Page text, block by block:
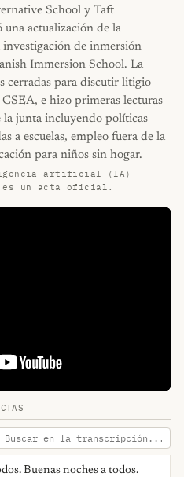
School y Taft
actualización de la
de inmersión
Immersion School. La
cerradas para discutir litigio
e hizo primeras lecturas
la junta incluyendo políticas
a escuelas, empleo fuera de la
para niños sin hogar.
artificial (IA) —
es un acta oficial.
Buenas noches a todos.